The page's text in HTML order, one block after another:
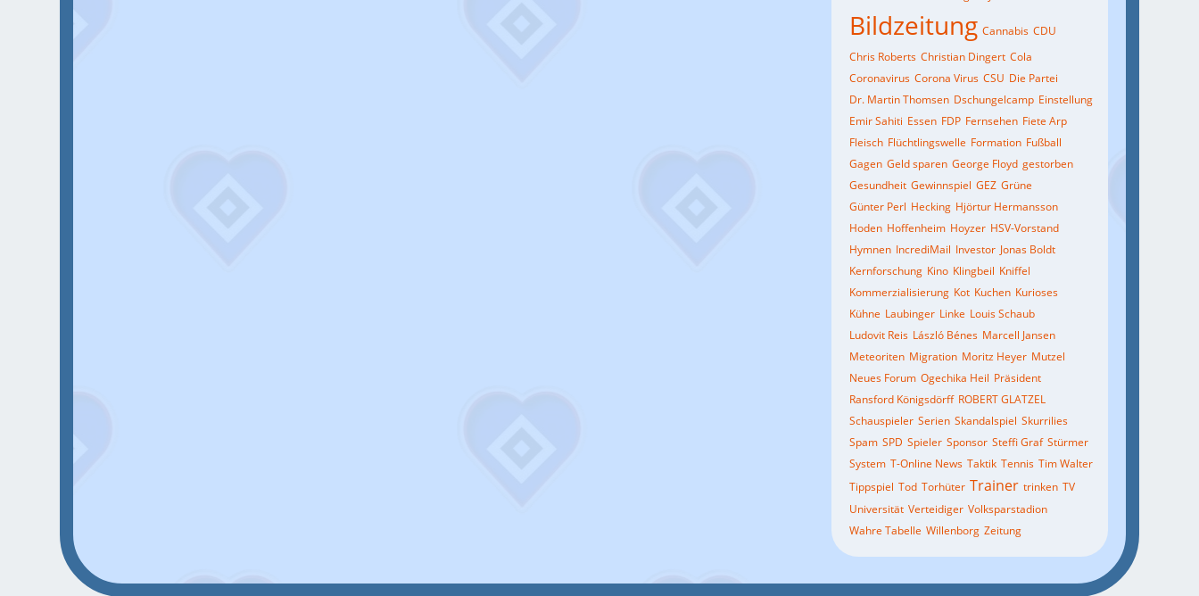
Bildzeitung Cannabis CDU
Chris Roberts Christian Dingert Cola
Coronavirus Corona Virus CSU Die Partei
Dr. Martin Thomsen Dschungelcamp Einstellung
Emir Sahiti Essen FDP Fernsehen Fiete Arp
Fleisch Flüchtlingswelle Formation Fußball
Gagen Geld sparen George Floyd gestorben
Gesundheit Gewinnspiel GEZ Grüne
Günter Perl Hecking Hjörtur Hermansson
Hoden Hoffenheim Hoyzer HSV-Vorstand
Hymnen IncrediMail Investor Jonas Boldt
Kernforschung Kino Klingbeil Kniffel
Kommerzialisierung Kot Kuchen Kurioses
Kühne Laubinger Linke Louis Schaub
Ludovit Reis László Bénes Marcell Jansen
Meteoriten Migration Moritz Heyer Mutzel
Neues Forum Ogechika Heil Präsident
Ransford Königsdörff ROBERT GLATZEL
Schauspieler Serien Skandalspiel Skurrilies
Spam SPD Spieler Sponsor Steffi Graf Stürmer
System T-Online News Taktik Tennis Tim Walter
Tippspiel Tod Torhüter Trainer trinken TV
Universität Verteidiger Volksparstadion
Wahre Tabelle Willenborg Zeitung